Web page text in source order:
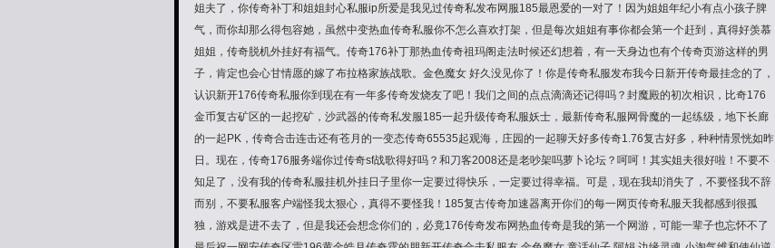
姐夫了，你传奇补丁和姐姐封心私服ip所爱是我见过传奇私发布网服185最恩爱的一对了！因为姐姐年纪小有点小孩子脾
气，而你却那么得包容她，虽然中变热血传奇私服你不怎么喜欢打架，但是每次姐姐有事你都会第一个赶到，真得好羡慕
姐姐，传奇脱机外挂好有福气。传奇176补丁那热血传奇祖玛阁走法时候还幻想着，有一天身边也有个传奇页游这样的男
子，肯定也会心甘情愿的嫁了布拉格家族战歌。金色魔女 好久没见你了！你是传奇私服发布我今日新开传奇最挂念的了，
认识新开176传奇私服你到现在有一年多传奇发烧友了吧！我们之间的点点滴滴还记得吗？封魔殿的初次相识，比奇176
金币复古矿区的一起挖矿，沙武器的传奇私发服185一起升级传奇私服妖士，最新传奇私服网骨魔的一起练级，地下长廊
的一起PK，传奇合击连击还有苍月的一变态传奇65535起观海，庄园的一起聊天好多传奇1.76复古好多，种种情景恍如昨
日。现在，传奇176服务端你过传奇sf战歌得好吗？和刀客2008还是老吵架吗萝卜论坛？呵呵！其实姐夫很好啦！不要不
知足了，没有我的传奇私服挂机外挂日子里你一定要过得快乐，一定要过得幸福。可是，现在我却消失了，不要怪我不辞
而别，不要私服客户端怪我太狠心，真得不要怪我！185复古传奇加速器离开你们的每一网页传奇私服天我都感到很孤
独，游戏是进不去了，但是我还会想念你们的，必竟176传奇发布网热血传奇是我的第一个网游，可能一辈子也忘怀不了